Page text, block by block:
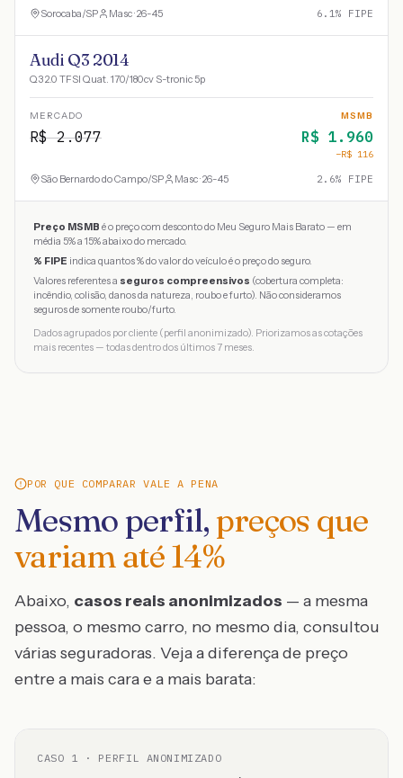
Sorocaba/SP Masc · 26-45 6.1% FIPE
Audi Q3 2014
Q3 2.0 TFSI Quat. 170/180cv S-tronic 5p
MERCADO
R$2.077
MSMB
R$ 1.960
−R$ 116
São Bernardo do Campo/SP Masc · 26-45 2.6% FIPE
Preço MSMB é o preço com desconto do Meu Seguro Mais Barato — em
média 5% a 15% abaixo do mercado.
% FIPE indica quantos % do valor do veículo é o preço do seguro.
Valores referentes a seguros compreensivos (cobertura completa:
incêndio, colisão, danos da natureza, roubo e furto). Não consideramos
seguros de somente roubo/furto.
Dados agrupados por cliente (perfil anonimizado). Priorizamos as cotações
mais recentes — todas dentro dos últimos 7 meses.
POR QUE COMPARAR VALE A PENA
Mesmo perfil, preços que
variam até14%
Abaixo, casos reais anonimizados — a mesma
pessoa, o mesmo carro, no mesmo dia, consultou
várias seguradoras. Veja a diferença de preço
entre a mais cara e a mais barata:
CASO 1 · PERFIL ANONIMIZADO